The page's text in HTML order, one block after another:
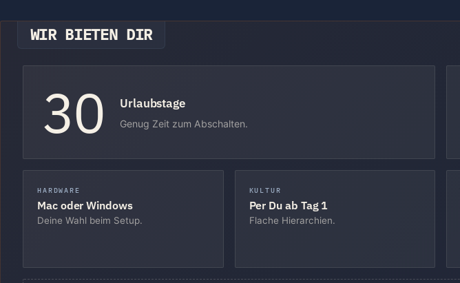
WIR BIETEN DIR
30 Urlaubstage
Genug Zeit zum Abschalten.
HARDWARE
Mac oder Windows
Deine Wahl beim Setup.
KULTUR
Per Du ab Tag 1
Flache Hierarchien.